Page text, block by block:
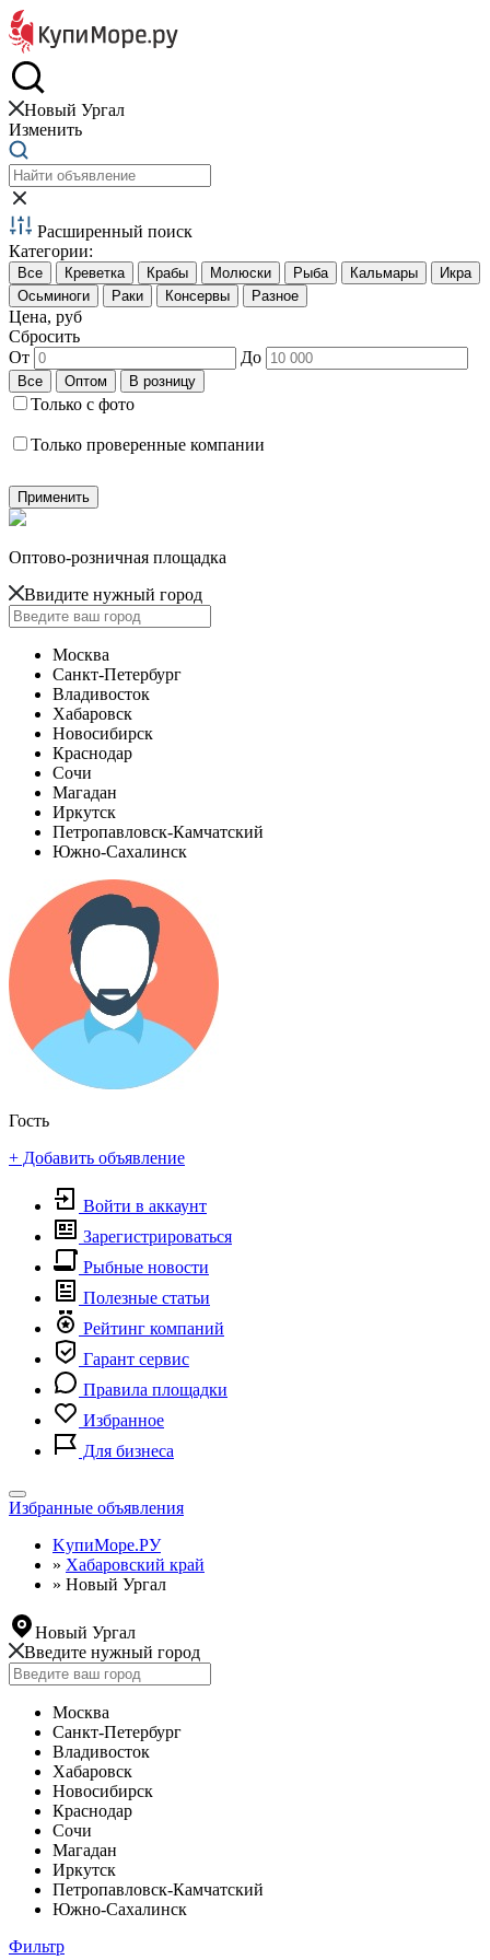
Новый Ургал
Изменить
Расширенный поиск
Категории:
Цена, руб
Сбросить
От
До
Только с фото
Только проверенные компании
Оптово-розничная площадка
Ввидите нужный город
Москва
Санкт-Петербург
Владивосток
Хабаровск
Новосибирск
Краснодар
Сочи
Магадан
Иркутск
Петропавловск-Камчатский
Южно-Сахалинск
Гость
+ Добавить объявление
Войти в аккаунт
Зарегистрироваться
Рыбные новости
Полезные статьи
Рейтинг компаний
Гарант сервис
Правила площадки
Избранное
Для бизнеса
Toggle
navigation
Избранные объявления
KупиМоре.РУ
» Хабаровский край
» Новый Ургал
Новый Ургал
Введите нужный город
Москва
Санкт-Петербург
Владивосток
Хабаровск
Новосибирск
Краснодар
Сочи
Магадан
Иркутск
Петропавловск-Камчатский
Южно-Сахалинск
Фильтр